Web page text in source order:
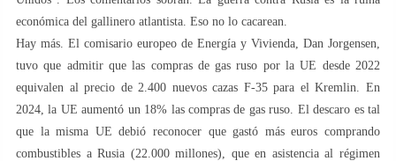
económica del gallinero atlantista. Eso no lo cacarean.
Hay más. El comisario europeo de Energía y Vivienda, Dan Jorgensen,
tuvo que admitir que las compras de gas ruso por la UE desde 2022
equivalen al precio de 2.400 nuevos cazas F-35 para el Kremlin. En
2024, la UE aumentó un 18% las compras de gas ruso. El descaro es tal
que la misma UE debió reconocer que gastó más euros comprando
combustibles a Rusia (22.000 millones), que en asistencia al régimen